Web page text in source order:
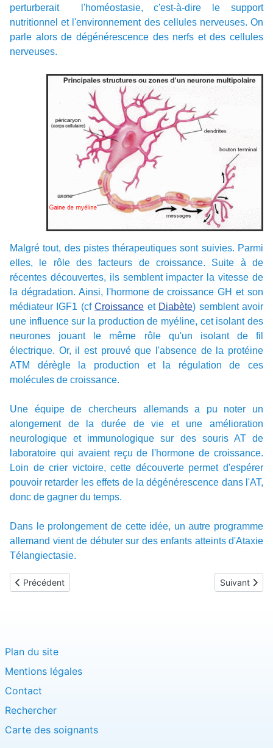
perturberait l'homéostasie, c'est-à-dire le support
nutritionnel et l'environnement des cellules nerveuses. On
parle alors de dégénérescence des nerfs et des cellules
nerveuses.
Malgré tout, des pistes thérapeutiques sont suivies. Parmi
elles, le rôle des facteurs de croissance. Suite à de
récentes découvertes, ils semblent impacter la vitesse de
la dégradation. Ainsi, l'hormone de croissance GH et son
médiateur IGF1 (cfCroissance et Diabète) semblent avoir
une influence sur la production de myéline, cet isolant des
neurones jouant le même rôle qu'un isolant de fil
électrique. Or, il est prouvé que l'absence de la protéine
ATM dérègle la production et la régulation de ces
molécules de croissance.
Une équipe de chercheurs allemands a pu noter un
alongement de la durée de vie et une amélioration
neurologique et immunologique sur des souris AT de
laboratoire qui avaient reçu de l'hormone de croissance.
Loin de crier victoire, cette découverte permet d'espérer
pouvoir retarder les effets de la dégénérescence dans l'AT,
donc de gagner du temps.
Dans le prolongement de cette idée, un autre programme
allemand vient de débuter sur des enfants atteints d'Ataxie
Télangiectasie.
Article précédent : Des capacités intellectuelles intactes
Précédent Article
Suivant
Plan du site
Mentions légales
Contact
Rechercher
Carte des soignants